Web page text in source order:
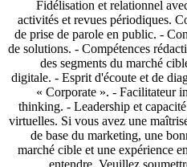
Fidélisation et relationnel
activités et revues périodiques.
de prise de parole en public. -
de solutions. - Compétences
des segments du marché
digitale. - Esprit d'écoute et de
« Corporate ». - Facilitateur
thinking. - Leadership et
virtuelles. Si vous avez une
de base du marketing, une
marché cible et une expérience